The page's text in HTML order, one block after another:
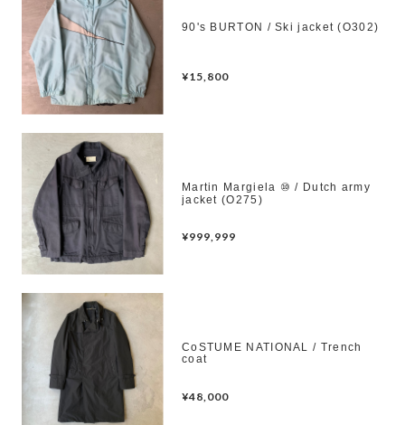
90's BURTON / Ski jacket (O302)
¥15,800
Martin Margiela ⑩ / Dutch army
jacket (O275)
¥999,999
CoSTUME NATIONAL / Trench
coat
¥48,000